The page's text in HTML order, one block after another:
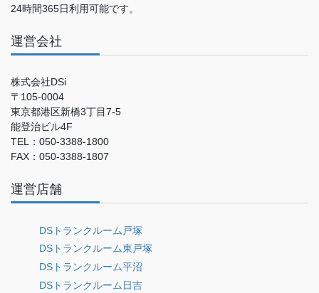
24時間365日利用可能です。
運営会社
株式会社DSi
〒105-0004
東京都港区新橋3丁目7-5
能登治ビル4F
TEL：050-3388-1800
FAX：050-3388-1807
運営店舗
DSトランクルーム戸塚
DSトランクルーム東戸塚
DSトランクルーム平沼
DSトランクルーム日吉